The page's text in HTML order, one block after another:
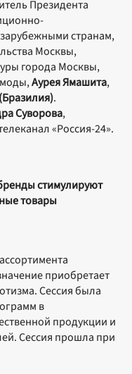
Президента
странам,
Москвы,
города Москвы,
Аурея Ямашита,
(Бразилия).
Суворова,
«Россия-24».
стимулируют
товары
приобретает
Сессия была
в
продукции и
Сессия прошла при